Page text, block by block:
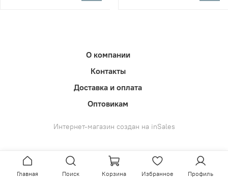
О компании
Контакты
Доставка и оплата
Оптовикам
Интернет-магазин создан на inSales
Главная Поиск Корзина Избранное Профиль